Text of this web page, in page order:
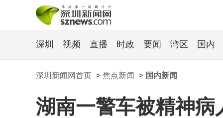
深圳 视频 直播 时政 要闻 湾区 国内
深圳新闻网首页 > 焦点新闻 > 国内新闻
湖南一警车被精神